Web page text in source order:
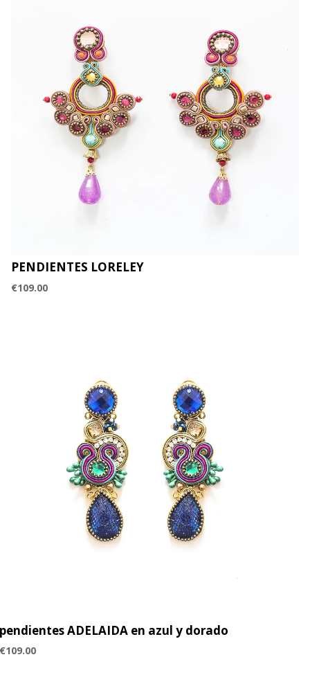
PENDIENTES LORELEY
€109.00
pendientes ADELAIDA en azul y dorado
€109.00